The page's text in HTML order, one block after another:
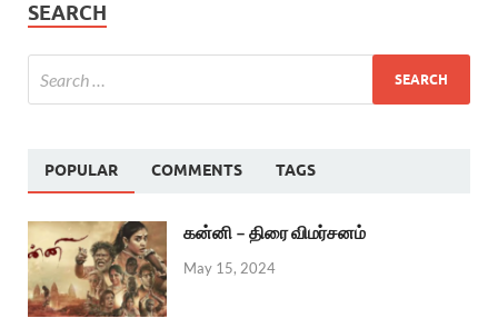
SEARCH
POPULAR COMMENTS TAGS
கன்னி – திரை விமர்சனம்
May 15, 2024